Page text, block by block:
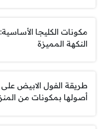
مكونات الكليجا
النكهة المميزة
طريقة الفول الابيض على
أصولها بمكونات من